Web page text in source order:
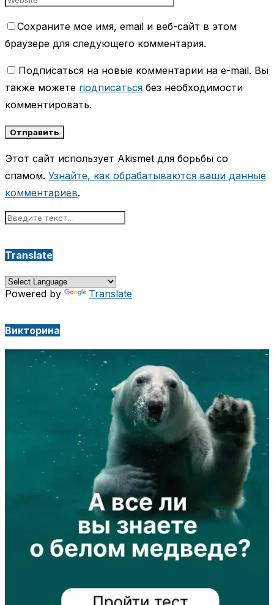
Сохраните мое имя, email и веб-сайт в этом
браузере для следующего комментария.
Подписаться на новые комментарии на e-mail. Вы
также можете подписаться без необходимости
комментировать.
Этот сайт использует Akismet для борьбы со
спамом. Узнайте, как обрабатываются ваши данные
комментариев.
Translate
Powered by Translate
Викторина